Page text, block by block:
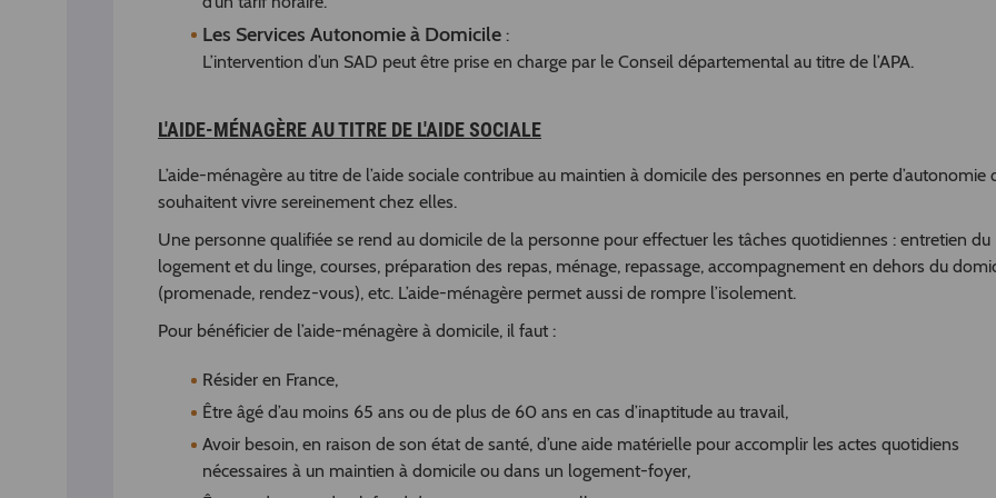
Les Services Autonomie à Domicile :
L’intervention d’un SAD peut être prise en charge par le Conseil départemental au titre de l’APA.
L'AIDE-MÉNAGÈRE AU TITRE DE L'AIDE SOCIALE
L’aide-ménagère au titre de l’aide sociale contribue au maintien à domicile des personnes en perte d’autonomie
souhaitent vivre sereinement chez elles.
Une personne qualifiée se rend au domicile de la personne pour effectuer les tâches quotidiennes : entretien du
logement et du linge, courses, préparation des repas, ménage, repassage, accompagnement en dehors du
(promenade, rendez-vous), etc. L’aide-ménagère permet aussi de rompre l’isolement.
Pour bénéficier de l’aide-ménagère à domicile, il faut :
Résider en France,
Être âgé d’au moins 65 ans ou de plus de 60 ans en cas d’inaptitude au travail,
Avoir besoin, en raison de son état de santé, d’une aide matérielle pour accomplir les actes quotidiens
nécessaires à un maintien à domicile ou dans un logement-foyer,